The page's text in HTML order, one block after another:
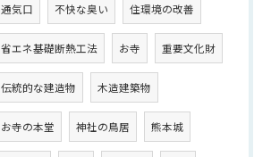
通気口 不快な臭い 住環境の改善
省エネ基礎断熱工法 お寺 重要文化財
伝統的な建造物 木造建築物
お寺の本堂 神社の鳥居 熊本城